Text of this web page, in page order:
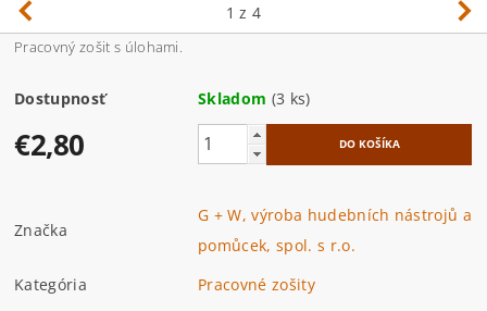
1 z 4
Pracovný zošit s úlohami.
Dostupnosť Skladom (3 ks)
€2,80
Značka
G + W, výroba hudebních nástrojů a
pomůcek, spol. s r.o.
Kategória
Pracovné zošity